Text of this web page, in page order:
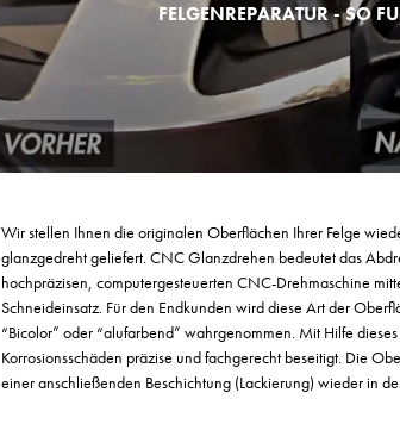
FELGENREPARATUR - SO
Wir stellen Ihnen die originalen Oberflächen Ihrer Felge
glanzgedreht geliefert. CNC Glanzdrehen bedeutet das
hochpräzisen, computergesteuerten CNC-Drehmaschine
Schneideinsatz. Für den Endkunden wird diese Art der
“Bicolor” oder “alufarbend” wahrgenommen. Mit Hilfe
Korrosionsschäden präzise und fachgerecht beseitigt. Die
einer anschließenden Beschichtung (Lackierung) wieder in